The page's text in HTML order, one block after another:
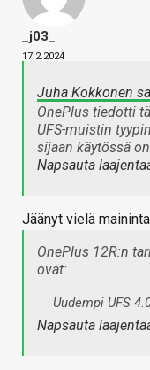
_j03_
17.2.2024
Juha Kokkonen
OnePlus tiedotti
UFS-muistin
sijaan käytössä
Napsauta
Jäänyt vielä
OnePlus 12R:n
ovat:
Uudempi UFS
Napsauta